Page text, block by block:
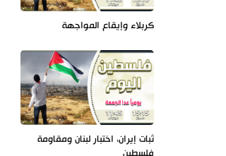
كربلاء وإيقاع المواجهة
ثبات إيران، اختبار لبنان ومقاومة
فلسطين